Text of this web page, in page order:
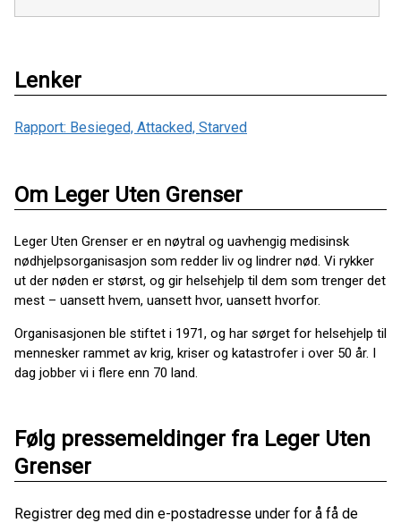
Lenker
Rapport: Besieged, Attacked, Starved
Om Leger Uten Grenser
Leger Uten Grenser er en nøytral og uavhengig medisinsk
nødhjelpsorganisasjon som redder liv og lindrer nød. Vi rykker
ut der nøden er størst, og gir helsehjelp til dem som trenger det
mest – uansett hvem, uansett hvor, uansett hvorfor.
Organisasjonen ble stiftet i 1971, og har sørget for helsehjelp til
mennesker rammet av krig, kriser og katastrofer i over 50 år. I
dag jobber vi i flere enn 70 land.
Følg pressemeldinger fra Leger Uten
Grenser
Registrer deg med din e-postadresse under for å få de